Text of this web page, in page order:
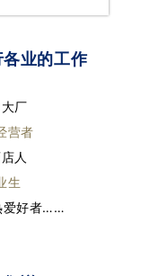
业的工作
厂
营者
人
生
爱好者……